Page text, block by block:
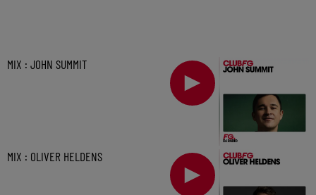
MIX : JOHN SUMMIT
MIX : OLIVER HELDENS